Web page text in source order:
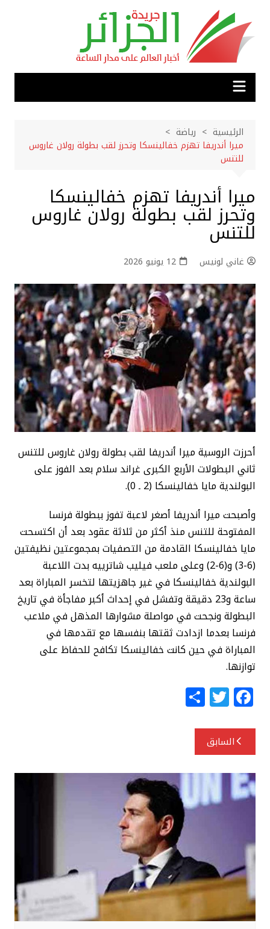
المحتوى
الرئيسية
رياضة
ميرا أندريفا تهزم خفالينسكا وتحرز لقب بطولة رولان غاروس
للتنس
ميرا أندريفا تهزم خفالينسكا
وتحرز لقب بطولة رولان غاروس
للتنس
غاني لونيس 12 يونيو 2026
أحرزت الروسية ميرا أندريفا لقب بطولة رولان غاروس للتنس
ثاني البطولات الأربع الكبرى غراند سلام بعد الفوز على
البولندية مايا خفالينسكا (2 ـ 0).
وأصبحت ميرا أندريفا أصغر لاعبة تفوز ببطولة فرنسا
المفتوحة للتنس منذ أكثر من ثلاثة عقود بعد أن اكتسحت
مايا خفالينسكا القادمة من التصفيات بمجموعتين نظيفتين
(6-3) و(6-2) وعلى ملعب فيليب شاترييه بدت اللاعبة
البولندية خفالينسكا في غير جاهزيتها لتخسر المباراة بعد
ساعة و23 دقيقة وتفشل في إحداث أكبر مفاجأة في تاريخ
البطولة ونجحت في مواصلة مشوارها المذهل في ملاعب
فرنسا بعدما ازدادت ثقتها بنفسها مع تقدمها في
المباراة في حين كانت خفالينسكا تكافح للحفاظ على
توازنها.
F
a
c
e
b
o
o
T
w
itt
e
r
S
h
تصفّح
المقالات
السابق